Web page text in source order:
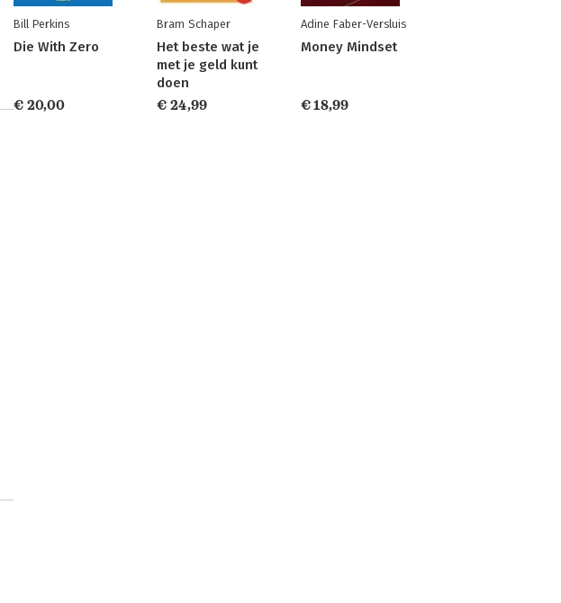
Bill Perkins
Die With Zero
€ 20,00
Bram Schaper
Het beste wat je
met je geld kunt
doen
€ 24,99
Adine Faber-Versluis
Money Mindset
€ 18,99